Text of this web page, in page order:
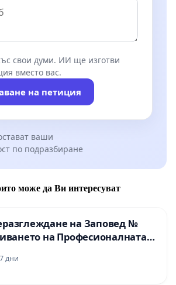
свои думи. ИИ ще изготви
вместо вас.
на петиция
ваши
по подразбиране
може да Ви интересуват
на Заповед №
на Професионалната
технологии в
гимназия по икономика и
гр. Пазарджик
дни